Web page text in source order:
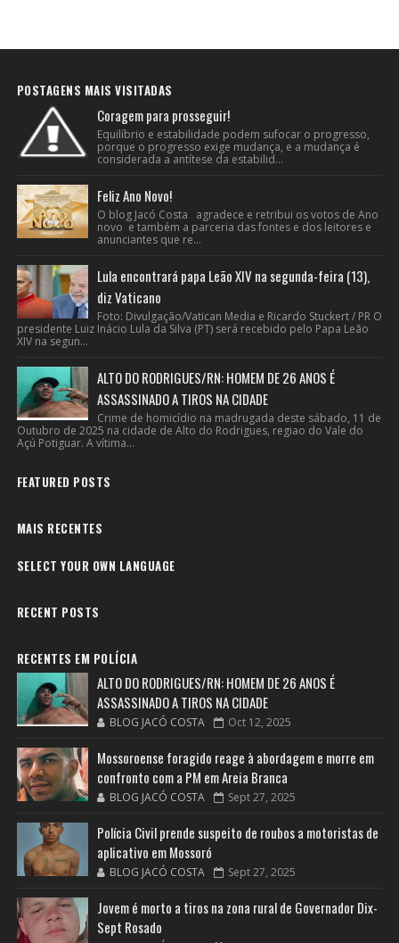
POSTAGENS MAIS VISITADAS
Coragem para prosseguir!
Equilíbrio e estabilidade podem sufocar o progresso,
porque o progresso exige mudança, e a mudança é
considerada a antítese da estabilid...
Feliz Ano Novo!
O blog Jacó Costa agradece e retribui os votos de Ano
novo e também a parceria das fontes e dos leitores e
anunciantes que re...
Lula encontrará papa Leão XIV na segunda-feira (13),
diz Vaticano
Foto: Divulgação/Vatican Media e Ricardo Stuckert / PR O
presidente Luiz Inácio Lula da Silva (PT) será recebido pelo Papa Leão
XIV na segun...
ALTO DO RODRIGUES/RN: HOMEM DE 26 ANOS É
ASSASSINADO A TIROS NA CIDADE
Crime de homicídio na madrugada deste sábado, 11 de
Outubro de 2025 na cidade de Alto do Rodrigues, regiao do Vale do
Açú Potiguar. A vítima...
FEATURED POSTS
MAIS RECENTES
SELECT YOUR OWN LANGUAGE
RECENT POSTS
RECENTES EM POLÍCIA
ALTO DO RODRIGUES/RN: HOMEM DE 26 ANOS É
ASSASSINADO A TIROS NA CIDADE
BLOG JACÓ COSTA Oct 12, 2025
Mossoroense foragido reage à abordagem e morre em
confronto com a PM em Areia Branca
BLOG JACÓ COSTA Sept 27, 2025
Polícia Civil prende suspeito de roubos a motoristas de
aplicativo em Mossoró
BLOG JACÓ COSTA Sept 27, 2025
Jovem é morto a tiros na zona rural de Governador Dix-
Sept Rosado